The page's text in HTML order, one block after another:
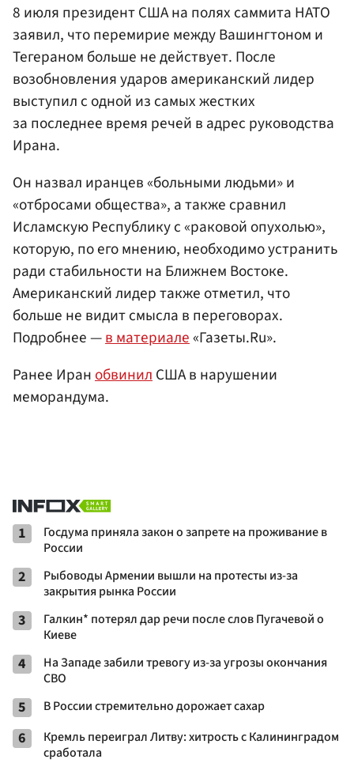
8 июля президент США на полях саммита НАТО
заявил, что перемирие между Вашингтоном и
Тегераном больше не действует. После
возобновления ударов американский лидер
выступил с одной из самых жестких
за последнее время речей в адрес руководства
Ирана.
Он назвал иранцев «больными людьми» и
«отбросами общества», а также сравнил
Исламскую Республику с «раковой опухолью»,
которую, по его мнению, необходимо устранить
ради стабильности на Ближнем Востоке.
Американский лидер также отметил, что
больше не видит смысла в переговорах.
Подробнее —в материале«Газеты.Ru».
Ранее ИранобвинилСША в нарушении
меморандума.
1
Госдума приняла закон о запрете на проживание в
России
2
Рыбоводы Армении вышли на протесты из-за
закрытия рынка России
3
Галкин* потерял дар речи после слов Пугачевой о
Киеве
4
На Западе забили тревогу из-за угрозы окончания
СВО
5 В России стремительно дорожает сахар
6
Кремль переиграл Литву: хитрость с Калининградом
сработала